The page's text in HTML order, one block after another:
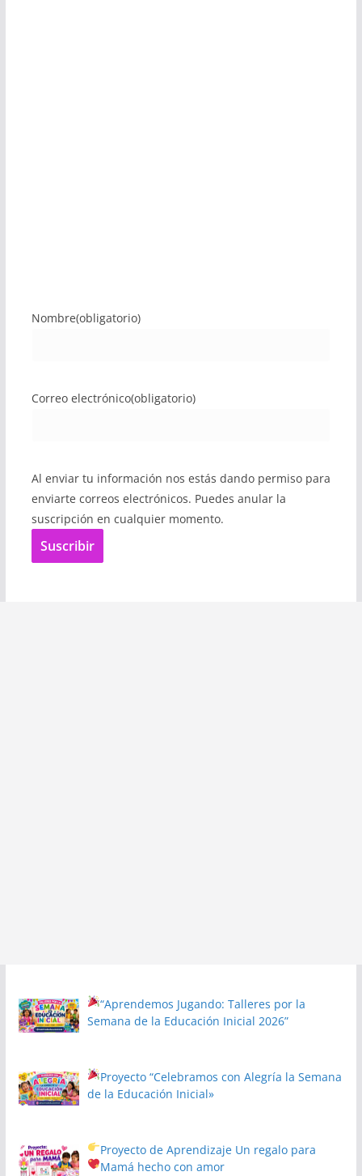
Nombre(obligatorio)
Correo electrónico(obligatorio)
Al enviar tu información nos estás dando permiso para
enviarte correos electrónicos. Puedes anular la
suscripción en cualquier momento.
Suscribir
“Aprendemos Jugando: Talleres por la
Semana de la Educación Inicial 2026”
Proyecto“Celebramos con Alegría la Semana
de la Educación Inicial»
Proyecto de Aprendizaje Un regalo para
Mamá hecho con amor